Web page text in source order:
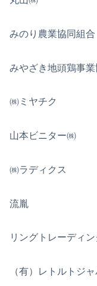
みのり農業協同組合
みやざき地頭鶏事
㈱ミヤチク
山本ビニター㈱
㈱ラディクス
流胤
リングトレーディ
（有）レトルトジ